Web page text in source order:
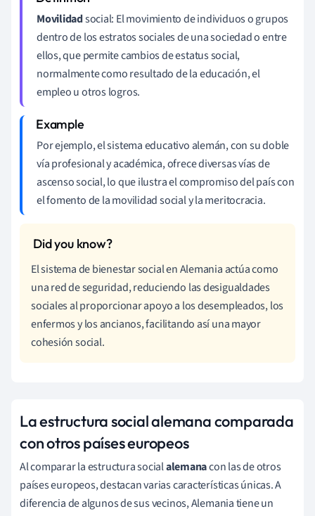
Movilidadsocial: El movimiento de individuos o grupos
dentro de los estratos sociales de una sociedad o entre
ellos, que permite cambios de estatus social,
normalmente como resultado de la educación, el
empleo u otros logros.
Por ejemplo, el sistema educativo alemán, con su doble
vía profesional y académica, ofrece diversas vías de
ascenso social, lo que ilustra el compromiso del país con
el fomento de la movilidad social y la meritocracia.
El sistema de bienestar social en Alemania actúa como
una red de seguridad, reduciendo las desigualdades
sociales al proporcionar apoyo a los desempleados, los
enfermos y los ancianos, facilitando así una mayor
cohesión social.
La estructura social alemana comparada
con otros países europeos
Al comparar la estructura socialalemanacon las de otros
países europeos, destacan varias características únicas. A
diferencia de algunos de sus vecinos, Alemania tiene un